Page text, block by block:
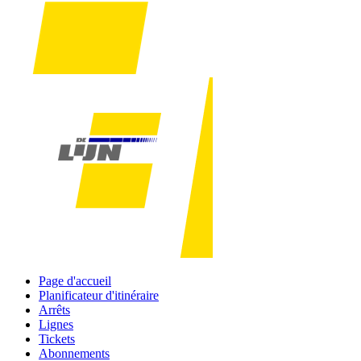
Page d'accueil
Planificateur d'itinéraire
Arrêts
Lignes
Tickets
Abonnements